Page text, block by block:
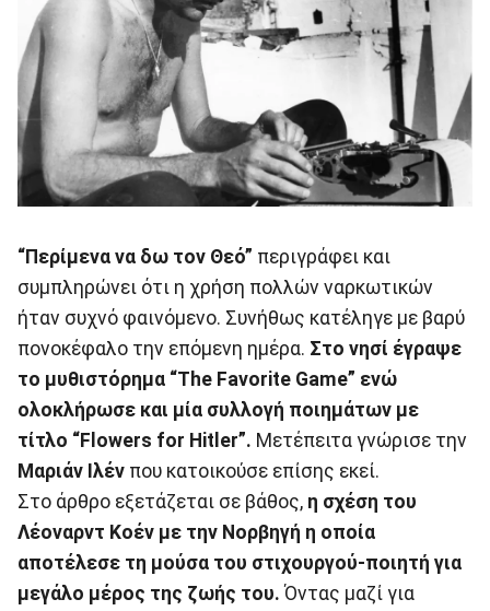
“Περίμενα να δω τον Θεό” περιγράφει και
συμπληρώνει ότι η χρήση πολλών ναρκωτικών
ήταν συχνό φαινόμενο. Συνήθως κατέληγε με βαρύ
πονοκέφαλο την επόμενη ημέρα. Στο νησί έγραψε
το μυθιστόρημα “The Favorite Game” ενώ
ολοκλήρωσε και μία συλλογή ποιημάτων με
τίτλο “Flowers for Hitler”. Μετέπειτα γνώρισε την
Μαριάν Ιλέν που κατοικούσε επίσης εκεί.
Στο άρθρο εξετάζεται σε βάθος, η σχέση του
Λέοναρντ Κοέν με την Νορβηγή η οποία
αποτέλεσε τη μούσα του στιχουργού-ποιητή για
μεγάλο μέρος της ζωής του. Όντας μαζί για